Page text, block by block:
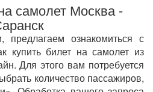
самолет Москва -
предлагаем ознакомиться с
купить билет на самолет из
Для этого вам потребуется
количество пассажиров,